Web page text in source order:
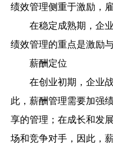
绩效管理侧重于激励，
在稳定成熟期，企
绩效管理的重点是激励
薪酬定位
在创业初期，企业
此，薪酬管理需要加强
享的管理；在成长和发
场和竞争对手，因此，